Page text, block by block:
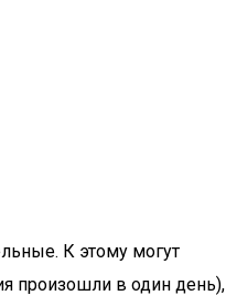
К этому могут
произошли в один день),